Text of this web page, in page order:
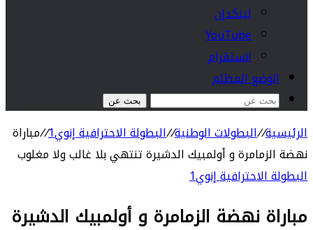
لينكدإن
‫YouTube
انستقرام
الوضع المظلم
بحث عن
الرئيسية//البطولات الوطنية//البطولة الاحترافية إنوي1 //مباراة
نهضة الزمامرة و أولمبيك الدشيرة تنتهي بلا غالب ولا مغلوب
البطولة الاحترافية إنوي1
مباراة نهضة الزمامرة و أولمبيك الدشيرة